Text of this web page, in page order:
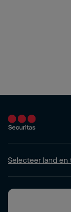
Selecteer land en